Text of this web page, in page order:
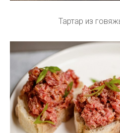
Тартар из